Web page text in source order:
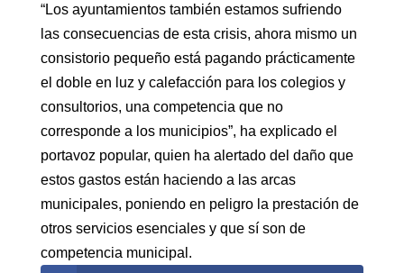
“Los ayuntamientos también estamos sufriendo
las consecuencias de esta crisis, ahora mismo un
consistorio pequeño está pagando prácticamente
el doble en luz y calefacción para los colegios y
consultorios, una competencia que no
corresponde a los municipios”, ha explicado el
portavoz popular, quien ha alertado del daño que
estos gastos están haciendo a las arcas
municipales, poniendo en peligro la prestación de
otros servicios esenciales y que sí son de
competencia municipal.